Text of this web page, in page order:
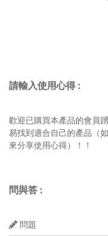
請輸入使用心得 :
歡迎已購買本產品的會員
易找到適合自己的產品（
來分享使用心得）！！
問與答 :
問題